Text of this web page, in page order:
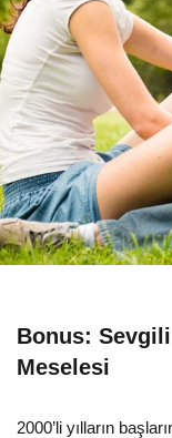
Bonus:
Meselesi
2000’li yılların